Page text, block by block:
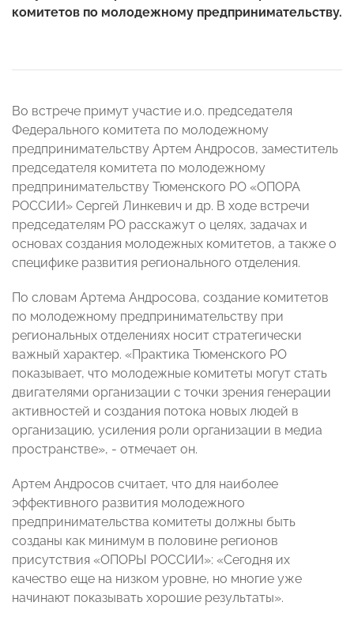
комитетов по молодежному предпринимательству.
Во встрече примут участие и.о. председателя
Федерального комитета по молодежному
предпринимательству Артем Андросов, заместитель
председателя комитета по молодежному
предпринимательству Тюменского РО «ОПОРА
РОССИИ» Сергей Линкевич и др. В ходе встречи
председателям РО расскажут о целях, задачах и
основах создания молодежных комитетов, а также о
специфике развития регионального отделения.
По словам Артема Андросова, создание комитетов
по молодежному предпринимательству при
региональных отделениях носит стратегически
важный характер. «Практика Тюменского РО
показывает, что молодежные комитеты могут стать
двигателями организации с точки зрения генерации
активностей и создания потока новых людей в
организацию, усиления роли организации в медиа
пространстве», - отмечает он.
Артем Андросов считает, что для наиболее
эффективного развития молодежного
предпринимательства комитеты должны быть
созданы как минимум в половине регионов
присутствия «ОПОРЫ РОССИИ»: «Сегодня их
качество еще на низком уровне, но многие уже
начинают показывать хорошие результаты».